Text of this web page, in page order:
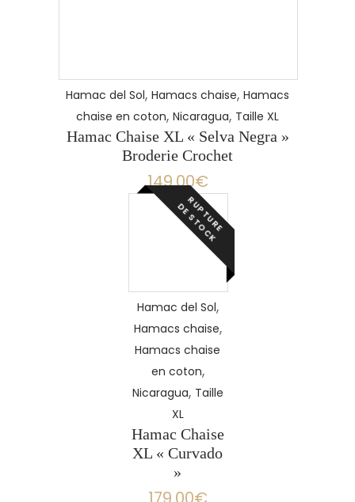
Hamac del Sol, Hamacs chaise, Hamacs
chaise en coton, Nicaragua, Taille XL
Hamac Chaise XL « Selva Negra »
Broderie Crochet
149.00€
R
U
P
T
U
R
E
D
E
S
T
O
C
K
LIRE
Hamac del Sol,
Hamacs chaise,
Hamacs chaise
en coton,
Nicaragua, Taille
XL
Hamac Chaise
XL « Curvado
»